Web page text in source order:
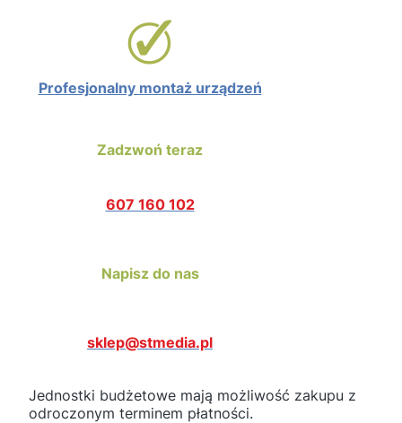
Profesjonalny montaż urządzeń
Zadzwoń teraz
607 160 102
Napisz do nas
sklep@stmedia.pl
Jednostki budżetowe mają możliwość zakupu z
odroczonym terminem płatności.